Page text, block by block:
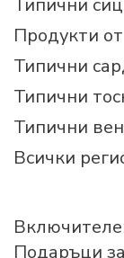
Продукти
Типични
Типични
Типични
Всички
Подаръци